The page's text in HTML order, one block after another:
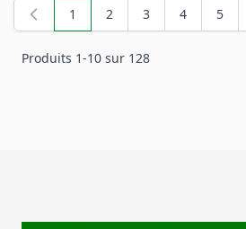
Produits 1-10 sur 128
Vous lisez actuellement la
1 Page
2 Page
3 Page
4 Page
5